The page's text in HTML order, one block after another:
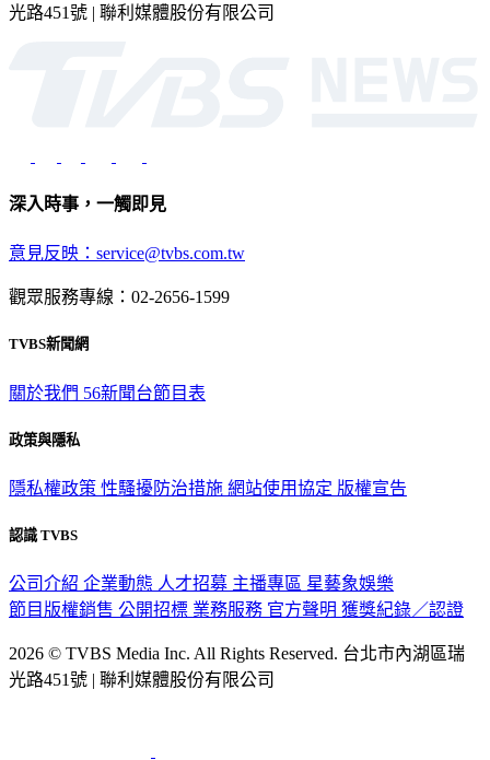
光路451號 | 聯利媒體股份有限公司
深入時事，一觸即見
意見反映：service@tvbs.com.tw
觀眾服務專線：02-2656-1599
TVBS新聞網
關於我們 56新聞台節目表
政策與隱私
隱私權政策 性騷擾防治措施 網站使用協定 版權宣告
認識 TVBS
公司介紹 企業動態 人才招募 主播專區 星藝象娛樂
節目版權銷售 公開招標 業務服務 官方聲明 獲獎紀錄／認證
2026 © TVBS Media Inc. All Rights Reserved. 台北市內湖區瑞
光路451號 | 聯利媒體股份有限公司